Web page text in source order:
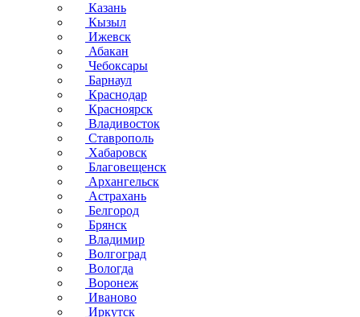
Казань
Кызыл
Ижевск
Абакан
Чебоксары
Барнаул
Краснодар
Красноярск
Владивосток
Ставрополь
Хабаровск
Благовещенск
Архангельск
Астрахань
Белгород
Брянск
Владимир
Волгоград
Вологда
Воронеж
Иваново
Иркутск